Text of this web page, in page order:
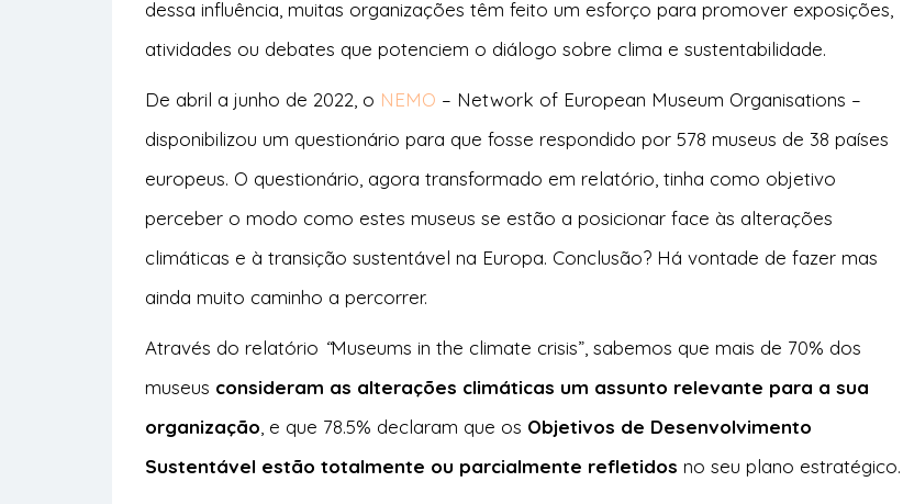
dessa influência, muitas organizações têm feito um esforço para promover exposições,
atividades ou debates que potenciem o diálogo sobre clima e sustentabilidade.
De abril a junho de 2022, o NEMO – Network of European Museum Organisations –
disponibilizou um questionário para que fosse respondido por 578 museus de 38 países
europeus. O questionário, agora transformado em relatório, tinha como objetivo
perceber o modo como estes museus se estão a posicionar face às alterações
climáticas e à transição sustentável na Europa. Conclusão? Há vontade de fazer mas
ainda muito caminho a percorrer.
Através do relatório “Museums in the climate crisis”, sabemos que mais de 70% dos
museus consideram as alterações climáticas um assunto relevante para a sua
organização , e que 78.5% declaram que os Objetivos de Desenvolvimento
Sustentável estão totalmente ou parcialmente refletidos no seu plano estratégico.